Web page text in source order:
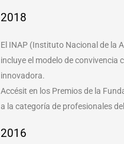
2018
El INAP (Instituto Nacional de la
incluye el modelo de
innovadora.
Accésit en los Premios de la
a la categoría de profesionales
2016